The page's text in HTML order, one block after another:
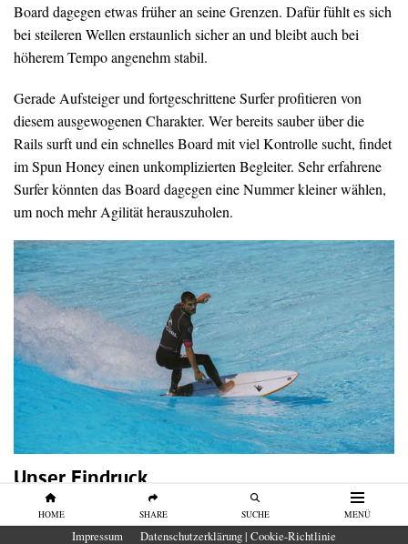
HOME SHARE SUCHE MENÜ
Board dagegen etwas früher an seine Grenzen. Dafür fühlt es sich
bei steileren Wellen erstaunlich sicher an und bleibt auch bei
höherem Tempo angenehm stabil.
Gerade Aufsteiger und fortgeschrittene Surfer profitieren von
diesem ausgewogenen Charakter. Wer bereits sauber über die
Rails surft und ein schnelles Board mit viel Kontrolle sucht, findet
im Spun Honey einen unkomplizierten Begleiter. Sehr erfahrene
Surfer könnten das Board dagegen eine Nummer kleiner wählen,
um noch mehr Agilität herauszuholen.
Unser Eindruck
Das Firewire Spun Honey gehört zu den schnellsten Boards
unseres Tests. Es verbindet hohe Grundgeschwindigkeit mit viel
Impressum Datenschutzerklärung | Cookie-Richtlinie